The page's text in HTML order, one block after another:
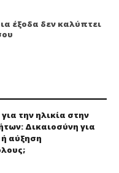
έξοδα δεν καλύπτει
την ηλικία στην
Δικαιοσύνη για
αύξηση